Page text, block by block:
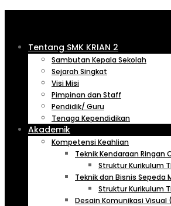
Tentang SMK KRIAN 2
Sambutan Kepala Sekolah
Sejarah Singkat
Visi Misi
Pimpinan dan Staff
Pendidik/ Guru
Tenaga Kependidikan
Akademik
Kompetensi Keahlian
Teknik Kendaraan Ringan
Struktur Kurikulum
Teknik dan Bisnis Sepeda
Struktur Kurikulum
Desain Komunikasi